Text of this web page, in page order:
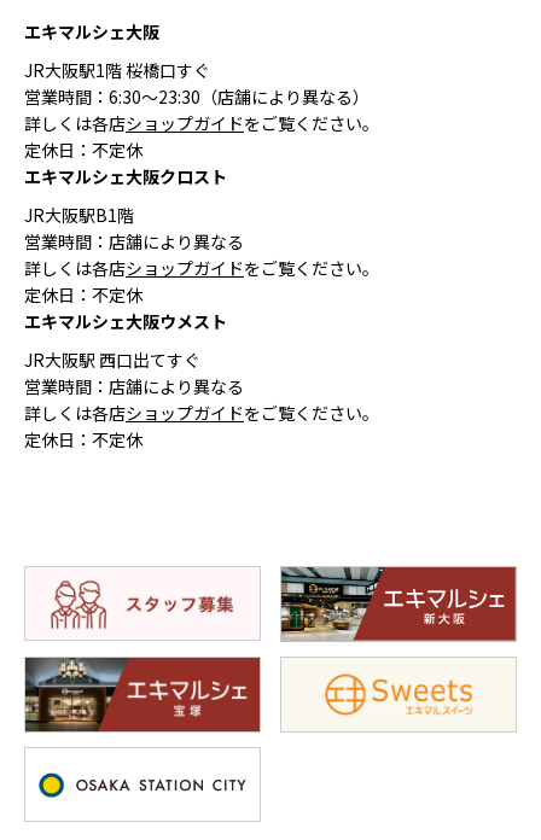
エキマルシェ大阪
JR大阪駅1階 桜橋口すぐ
営業時間：6:30〜23:30（店舗により異なる）
詳しくは各店ショップガイドをご覧ください。
定休日：不定休
エキマルシェ大阪クロスト
JR大阪駅B1階
営業時間：店舗により異なる
詳しくは各店ショップガイドをご覧ください。
定休日：不定休
エキマルシェ大阪ウメスト
JR大阪駅 西口出てすぐ
営業時間：店舗により異なる
詳しくは各店ショップガイドをご覧ください。
定休日：不定休